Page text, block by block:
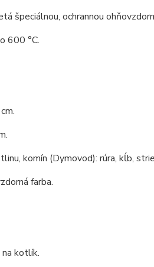
špeciálnou, ochrannou
600 °C.
komín (Dymovod): rúra, kĺb,
farba.
kotlík.